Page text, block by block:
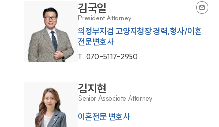
김국일
President Attorney
의정부지검 고양지청장 경력,형사/이혼
전문변호사
T. 070-5117-2950
김지현
Senior Associate Attorney
이혼전문 변호사